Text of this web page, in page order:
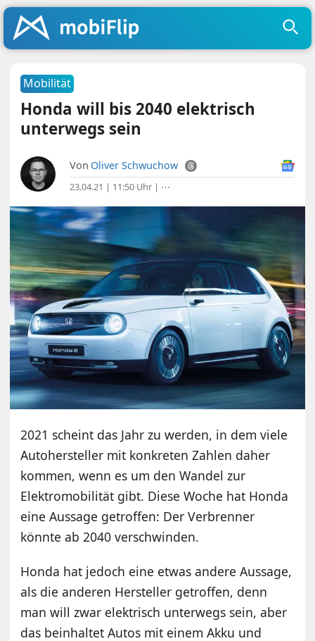
Mobilität
Honda will bis 2040 elektrisch
unterwegs sein
Von Oliver Schwuchow
23.04.21 | 11:50 Uhr | ⋯
2021 scheint das Jahr zu werden, in dem viele
Autohersteller mit konkreten Zahlen daher
kommen, wenn es um den Wandel zur
Elektromobilität gibt. Diese Woche hat Honda
eine Aussage getroffen: Der Verbrenner
könnte ab 2040 verschwinden.
Honda hat jedoch eine etwas andere Aussage,
als die anderen Hersteller getroffen, denn
man will zwar elektrisch unterwegs sein, aber
das beinhaltet Autos mit einem Akku und